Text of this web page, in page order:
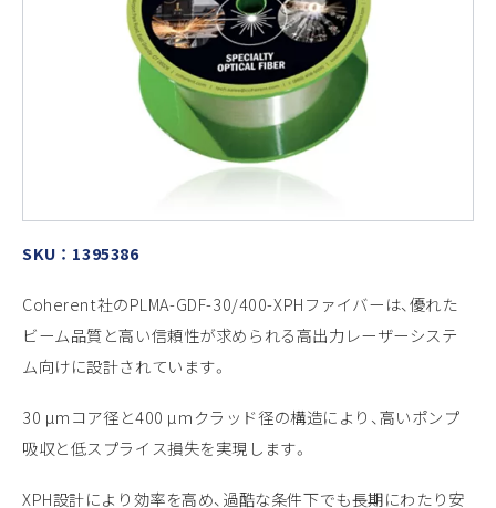
SKU ： 1395386
Coherent社のPLMA-GDF-30/400-XPHファイバーは、優れた
ビーム品質と高い信頼性が求められる高出力レーザーシステ
ム向けに設計されています。
30 µmコア径と400 µmクラッド径の構造により、高いポンプ
吸収と低スプライス損失を実現します。
XPH設計により効率を高め、過酷な条件下でも長期にわたり安